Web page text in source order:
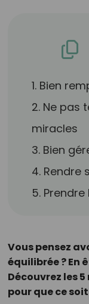
1. Bien
2. Ne pas
miracles
3. Bien
4. Rendre
5.
Vous pensez
équilibrée ? En
Découvrez les
pour que ce